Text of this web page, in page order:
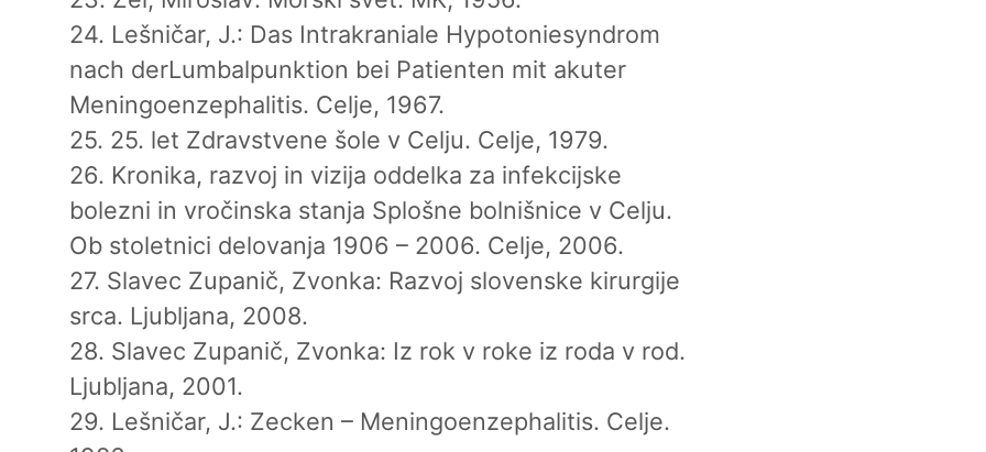
24. Lešničar, J.: Das Intrakraniale Hypotoniesyndrom
nach derLumbalpunktion bei Patienten mit akuter
Meningoenzephalitis. Celje, 1967.
25. 25. let Zdravstvene šole v Celju. Celje, 1979.
26. Kronika, razvoj in vizija oddelka za infekcijske
bolezni in vročinska stanja Splošne bolnišnice v Celju.
Ob stoletnici delovanja 1906 – 2006. Celje, 2006.
27. Slavec Zupanič, Zvonka: Razvoj slovenske kirurgije
srca. Ljubljana, 2008.
28. Slavec Zupanič, Zvonka: Iz rok v roke iz roda v rod.
Ljubljana, 2001.
29. Lešničar, J.: Zecken – Meningoenzephalitis. Celje.